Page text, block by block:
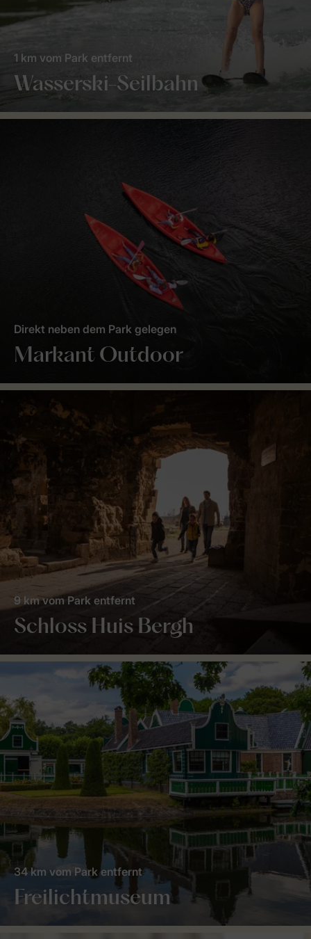
Wasserski-Seilbahn
1 km vom Park entfernt
Markant Outdoor
Direkt neben dem Park gelegen
Schloss Huis Bergh
9 km vom Park entfernt
Freilichtmuseum
34 km vom Park entfernt